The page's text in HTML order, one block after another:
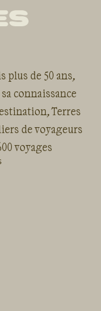
les sociétés, et
100%
que le soutien
que
le monde.
reste dans
dans de
nouveaux
plus de 50 ans,
connaissance
Terres
de voyageurs
voyages